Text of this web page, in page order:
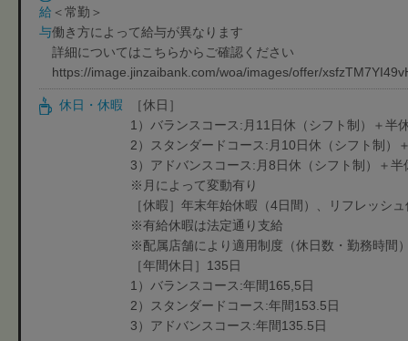
給
与
＜常勤＞
働き方によって給与が異なります
詳細についてはこちらからご確認ください
https://image.jinzaibank.com/woa/images/offer/
休日・休暇
［休日］
1）バランスコース:月11日休（シフト制）＋半
2）スタンダードコース:月10日休（シフト制）
3）アドバンスコース:月8日休（シフト制）＋半
※月によって変動有り
［休暇］年末年始休暇（4日間）、リフレッシ
※有給休暇は法定通り支給
※配属店舗により適用制度（休日数・勤務時間
［年間休日］135日
1）バランスコース:年間165,5日
2）スタンダードコース:年間153.5日
3）アドバンスコース:年間135.5日